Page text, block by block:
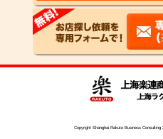
Copyright Shanghai Rakuto Business Consulting